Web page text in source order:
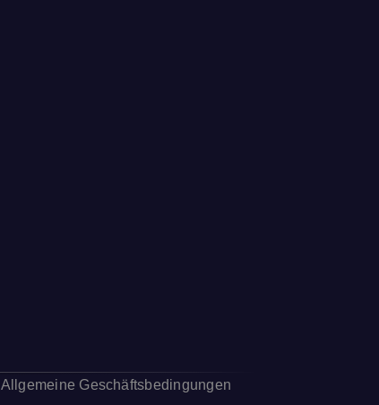
Allgemeine Geschäftsbedingungen